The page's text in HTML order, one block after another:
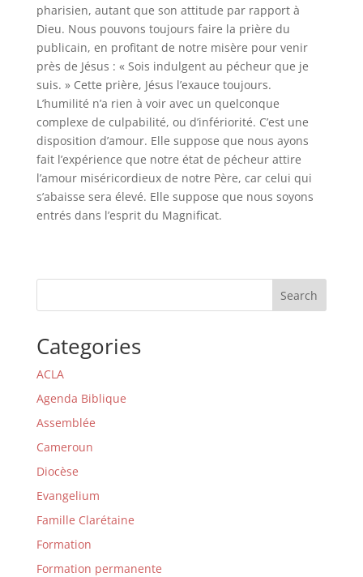
pharisien, autant que son attitude par rapport à
Dieu. Nous pouvons toujours faire la prière du
publicain, en profitant de notre misère pour venir
près de Jésus : « Sois indulgent au pécheur que je
suis. » Cette prière, Jésus l’exauce toujours.
L’humilité n’a rien à voir avec un quelconque
complexe de culpabilité, ou d’infériorité. C’est une
disposition d’amour. Elle suppose que nous ayons
fait l’expérience que notre état de pécheur attire
l’amour miséricordieux de notre Père, car celui qui
s’abaisse sera élevé. Elle suppose que nous soyons
entrés dans l’esprit du Magnificat.
Search
Categories
ACLA
Agenda Biblique
Assemblée
Cameroun
Diocèse
Evangelium
Famille Clarétaine
Formation
Formation permanente